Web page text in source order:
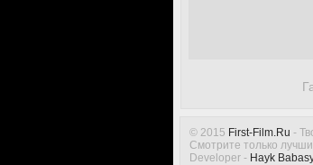
© 2015 First-Film.Ru -
Смотрите только
Developer - Hayk